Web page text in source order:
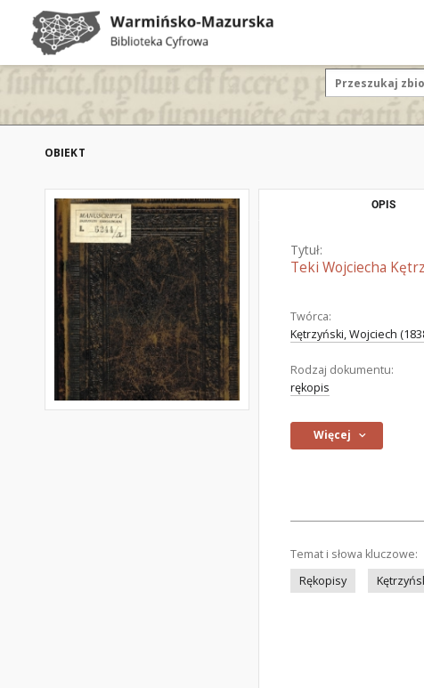
OBIEKT
OPIS
Tytuł:
Teki Wojciecha
Twórca:
Kętrzyński, Wojciech
Rodzaj dokumentu:
rękopis
Więcej
Temat i słowa kluczowe:
Rękopisy